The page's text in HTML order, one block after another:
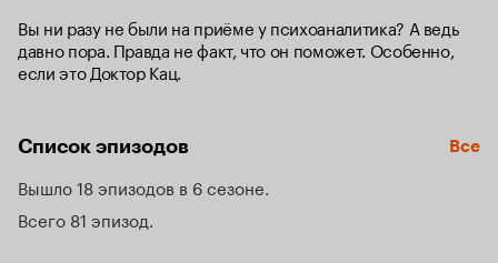
Вы ни разу не были на приёме у психоаналитика? А ведь
давно пора. Правда не факт, что он поможет. Особенно,
если это Доктор Кац.
Список эпизодов Все
Вышло 18 эпизодов в 6 сезоне
Всего 81 эпизод